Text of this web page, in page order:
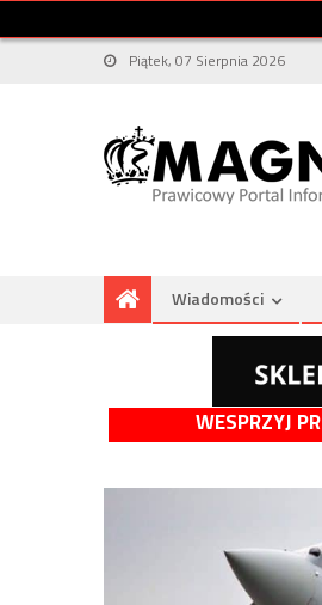
Piątek, 07 Sierpnia 2026
Wiadomości
WESPRZYJ